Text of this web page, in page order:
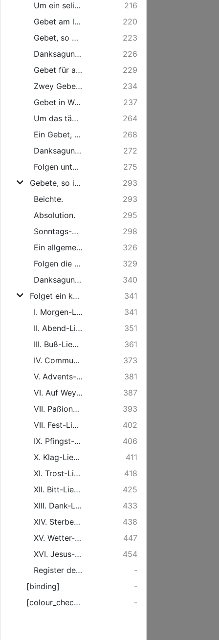
Um ein seliges Ende.
216
Gebet am letzten Stündlein.
220
Gebet, so man verreisen will.
223
Danksagung, wenn man frisch und gesund wieder kömmt.
226
Gebet für alle Feld-Früchte.
229
Zwey Gebetlein, daß der jüngste Tag bald komme.
234
Gebet in Wetters-Noth, wenn es sehr wittert und donnert.
237
Um das tägliche Brod.
264
Ein Gebet, daß uns GOtt gnädiglich erhören wolle.
268
Danksagung für allerley empfangene Wohlthaten an Leib und Seele.
272
Folgen unterschiedene Pest-Gebete.
275
Gebete, so in den Kirchen vor und nach der Predigt [...] pflegen verlesen zu werden. Und dann zuletzt die drey Haupt-Symbola. Oeffentliche Beichte und Absolution.
293
Beichte.
293
Absolution.
295
Sonntags-Gebet.
298
Ein allgemeines Bergwerks-Gebet.
326
Folgen die drei Haupt-Symbola, darinnen die christliche Kirche gläubet und bekennet ...
329
Danksagung nach Erhörung des Gebets.
340
Folget ein kurzes Gesang-Buch, worinnen Morgen-Abend-Buß-Communion-Fest- und noch andere geistreiche Lieder, durch ordentliche Titul eingerichtet, enthalten.
341
I. Morgen-Lieder.
341
II. Abend-Lieder.
351
III. Buß-Lieder.
361
IV. Communion-Lieder.
373
V. Advents-Lieder.
381
VI. Auf Weyhnachten.
387
VII. Paßions-Lieder.
393
VII. Fest-Lieder, auf Ostern.
402
IX. Pfingst-Lieder.
406
X. Klag-Lieder.
411
XI. Trost-Lieder.
418
XII. Bitt-Lieder.
425
XIII. Dank-Lieder.
433
XIV. Sterbe-Lieder.
438
XV. Wetter-Lieder.
447
XVI. Jesus-Lieder.
454
Register der Gesänge ...
-
[binding]
-
[colour_checker]
-